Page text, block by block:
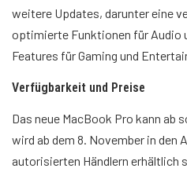
weitere Updates, darunter eine
optimierte Funktionen für Audio
Features für Gaming und
Verfügbarkeit und Preise
Das neue MacBook Pro kann ab
wird ab dem 8. November in den
autorisierten Händlern erhältlich